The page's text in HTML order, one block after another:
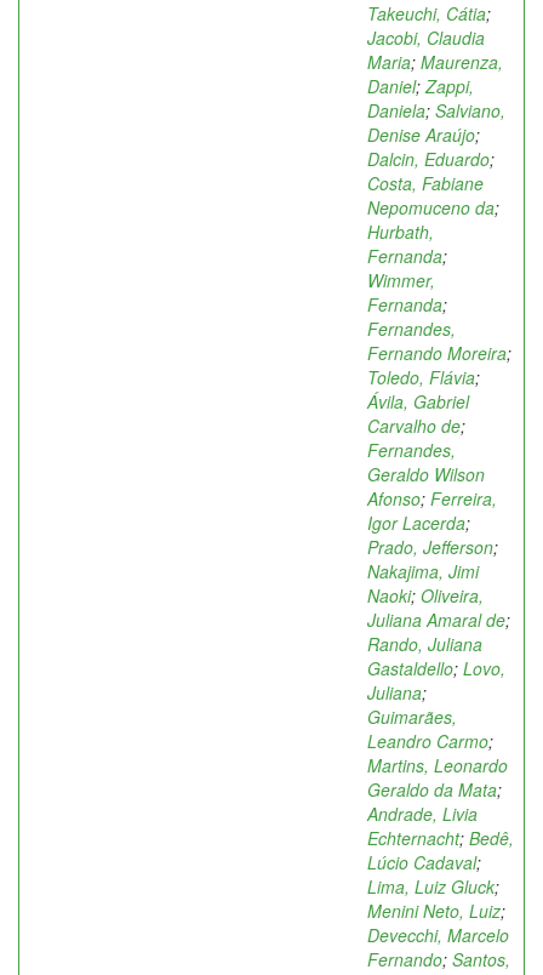
Takeuchi, Cátia;
Jacobi, Claudia
Maria; Maurenza,
Daniel;Zappi,
Daniela; Salviano,
Denise Araújo;
Dalcin, Eduardo;
Costa, Fabiane
Nepomuceno da;
Hurbath,
Fernanda;
Wimmer,
Fernanda;
Fernandes,
Fernando Moreira;
Toledo, Flávia;
Ávila, Gabriel
Carvalho de;
Fernandes,
Geraldo Wilson
Afonso; Ferreira,
Igor Lacerda;
Prado, Jefferson;
Nakajima, Jimi
Naoki; Oliveira,
Juliana Amaral de;
Rando, Juliana
Gastaldello; Lovo,
Juliana;
Guimarães,
Leandro Carmo;
Martins, Leonardo
Geraldo da Mata;
Andrade, Livia
Echternacht; Bedê,
Lúcio Cadaval;
Lima, Luiz Gluck;
Menini Neto, Luiz;
Devecchi, Marcelo
Fernando; Santos,